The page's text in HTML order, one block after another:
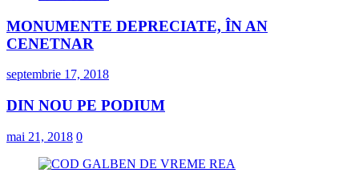
MONUMENTE DEPRECIATE, ÎN AN
CENETNAR
septembrie 17, 2018
DIN NOU PE PODIUM
mai 21, 2018 0